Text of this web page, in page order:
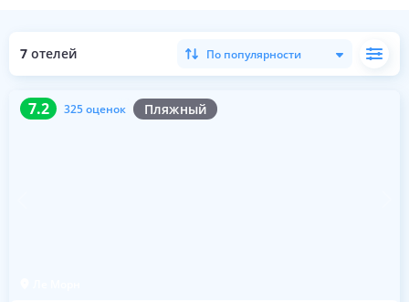
7 отелей По популярности
7.2 325 оценок Пляжный
7.2 325 оценок